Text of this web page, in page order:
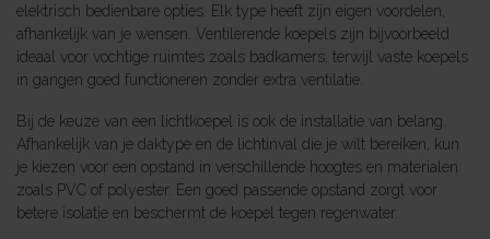
elektrisch bedienbare opties. Elk type heeft zijn eigen voordelen,
afhankelijk van je wensen. Ventilerende koepels zijn bijvoorbeeld
ideaal voor vochtige ruimtes zoals badkamers, terwijl vaste koepels
in gangen goed functioneren zonder extra ventilatie.
Bij de keuze van een lichtkoepel is ook de installatie van belang.
Afhankelijk van je daktype en de lichtinval die je wilt bereiken, kun
je kiezen voor een opstand in verschillende hoogtes en materialen
zoals PVC of polyester. Een goed passende opstand zorgt voor
betere isolatie en beschermt de koepel tegen regenwater.